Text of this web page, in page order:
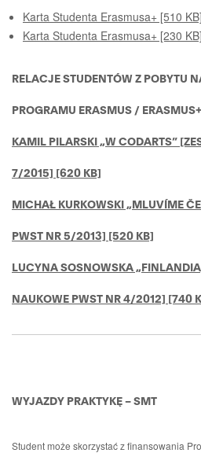
Karta Studenta Erasmusa+ [510 KB]
Karta Studenta Erasmusa+ [230 KB]
RELACJE STUDENTÓW Z POBYTU
PROGRAMU ERASMUS / ERASMUS+
KAMIL PILARSKI „W CODARTS”
7/2015] [620 KB]
MICHAŁ KURKOWSKI „MLUVÍME
PWST NR 5/2013] [520 KB]
LUCYNA SOSNOWSKA
NAUKOWE PWST NR 4/2012] [740
WYJAZDY PRAKTYKĘ – SMT
Student może skorzystać z finansowania